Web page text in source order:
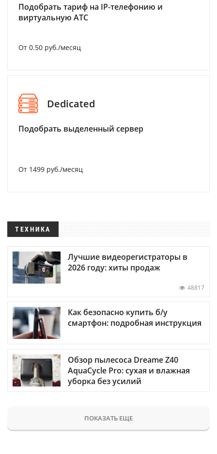
Подобрать тариф на IP-телефонию и
виртуальную АТС
От 0.50 руб./месяц
Dedicated
Подобрать выделенный сервер
От 1499 руб./месяц
ТЕХНИКА
Лучшие видеорегистраторы в
2026 году: хиты продаж
48817
Как безопасно купить б/у
смартфон: подробная инструкция
Обзор пылесоса Dreame Z40
AquaCycle Pro: сухая и влажная
уборка без усилий
ПОКАЗАТЬ ЕЩЕ